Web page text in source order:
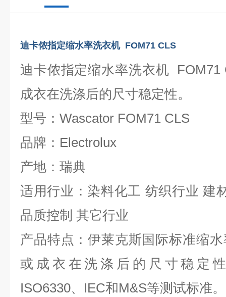
迪卡侬指定缩水率洗衣机 FOM71 CLS
迪卡侬指定缩水率洗衣机 FOM71
成衣在洗涤后的尺寸稳定性。
型号：Wascator FOM71 CLS
品牌：Electrolux
产地：瑞典
适用行业：染料化工 纺织行业 建
品质控制 其它行业
产品特点：伊莱克斯国际标准缩
或成衣在洗涤后的尺寸稳定
ISO6330、IEC和M&S等测试标准。